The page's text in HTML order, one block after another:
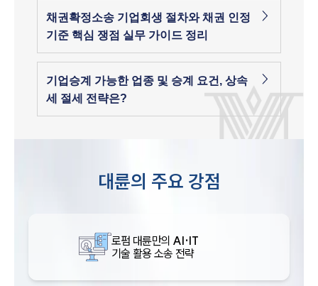
채권확정소송 기업회생 절차와 채권 인정
기준 핵심 쟁점 실무 가이드 정리
기업승계 가능한 업종 및 승계 요건, 상속
세 절세 전략은?
대륜의 주요 강점
로펌 대륜만의 AI·IT
기술 활용 소송 전략